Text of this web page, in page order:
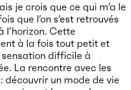
je crois que ce qui m’a le
que l’on s’est retrouvés
l’horizon. Cette
à la fois tout petit et
sensation difficile à
La rencontre avec les
découvrir un mode de vie